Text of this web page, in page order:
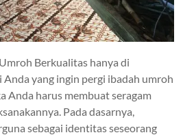
Berkualitas hanya di
yang ingin pergi ibadah umroh
Anda harus membuat seragam
Pada dasarnya,
sebagai identitas seseorang